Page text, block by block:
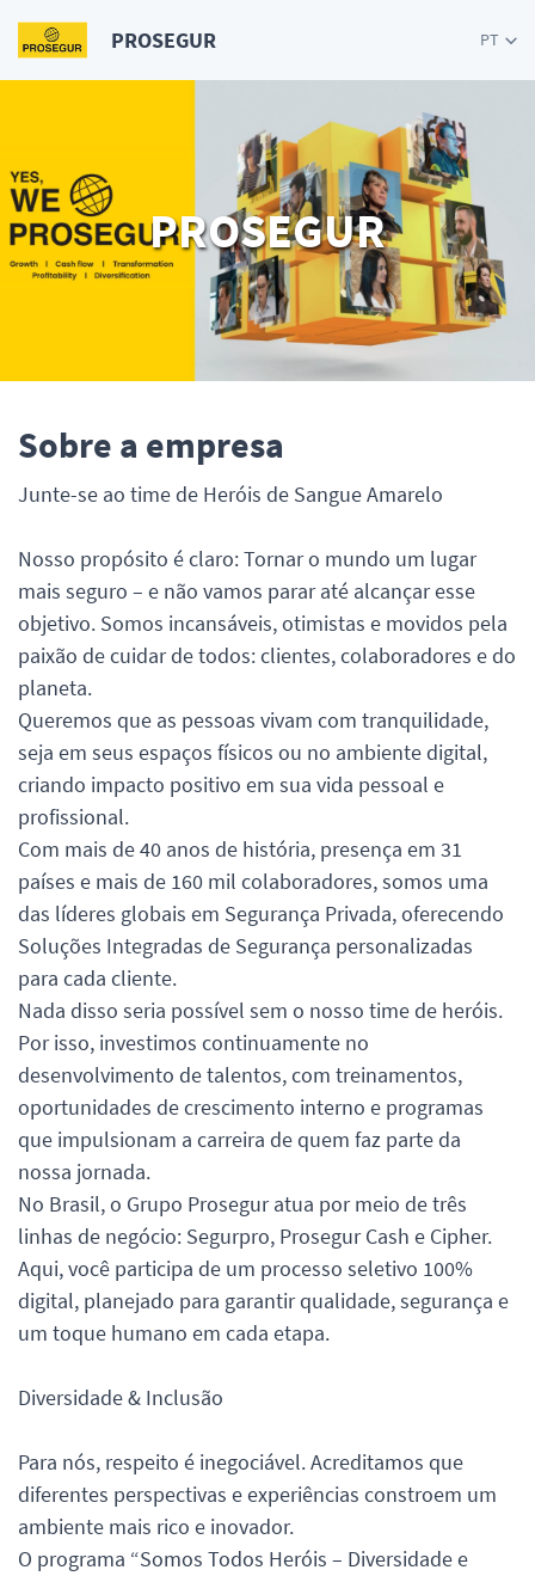
PROSEGUR PT
PROSEGUR
Sobre a empresa
Junte-se ao time de Heróis de Sangue Amarelo
Nosso propósito é claro: Tornar o mundo um lugar
mais seguro – e não vamos parar até alcançar esse
objetivo. Somos incansáveis, otimistas e movidos pela
paixão de cuidar de todos: clientes, colaboradores e do
planeta.
Queremos que as pessoas vivam com tranquilidade,
seja em seus espaços físicos ou no ambiente digital,
criando impacto positivo em sua vida pessoal e
profissional.
Com mais de 40 anos de história, presença em 31
países e mais de 160 mil colaboradores, somos uma
das líderes globais em Segurança Privada, oferecendo
Soluções Integradas de Segurança personalizadas
para cada cliente.
Nada disso seria possível sem o nosso time de heróis.
Por isso, investimos continuamente no
desenvolvimento de talentos, com treinamentos,
oportunidades de crescimento interno e programas
que impulsionam a carreira de quem faz parte da
nossa jornada.
No Brasil, o Grupo Prosegur atua por meio de três
linhas de negócio: Segurpro, Prosegur Cash e Cipher.
Aqui, você participa de um processo seletivo 100%
digital, planejado para garantir qualidade, segurança e
um toque humano em cada etapa.
Diversidade & Inclusão
Para nós, respeito é inegociável. Acreditamos que
diferentes perspectivas e experiências constroem um
ambiente mais rico e inovador.
O programa “Somos Todos Heróis – Diversidade e